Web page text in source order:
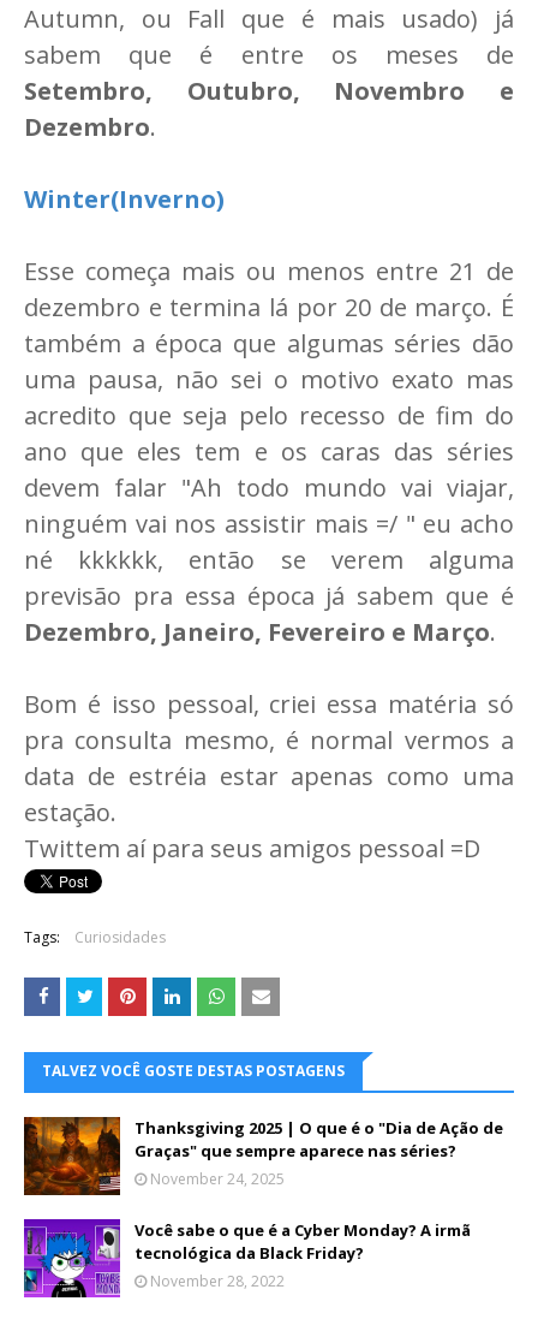
Autumn, ou Fall que é mais usado) já
sabem que é entre os meses de
Setembro, Outubro, Novembro e
Dezembro.
Winter(Inverno)
Esse começa mais ou menos entre 21 de
dezembro e termina lá por 20 de março. É
também a época que algumas séries dão
uma pausa, não sei o motivo exato mas
acredito que seja pelo recesso de fim do
ano que eles tem e os caras das séries
devem falar "Ah todo mundo vai viajar,
ninguém vai nos assistir mais =/ " eu acho
né kkkkkk, então se verem alguma
previsão pra essa época já sabem que é
Dezembro, Janeiro, Fevereiro e Março.
Bom é isso pessoal, criei essa matéria só
pra consulta mesmo, é normal vermos a
data de estréia estar apenas como uma
estação.
Twittem aí para seus amigos pessoal =D
Tags: Curiosidades
TALVEZ VOCÊ GOSTE DESTAS POSTAGENS
Thanksgiving 2025 | O que é o "Dia de Ação de
Graças" que sempre aparece nas séries?
November 24, 2025
Você sabe o que é a Cyber Monday? A irmã
tecnológica da Black Friday?
November 28, 2022